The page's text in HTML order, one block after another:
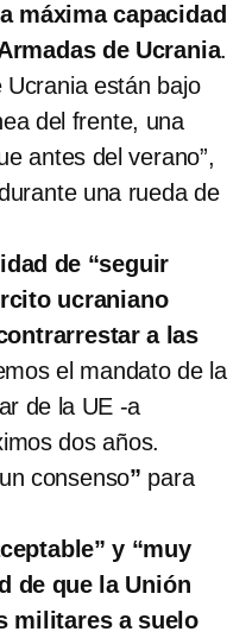
máxima capacidad
de Ucrania.
están bajo
del frente, una
antes del verano”,
una rueda de
de “seguir
ucraniano
a las
el mandato de la
de la UE -a
dos años.
consenso” para
y “muy
de que la Unión
militares a suelo